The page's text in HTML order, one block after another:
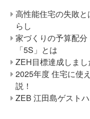
高性能住宅の失敗
らし
家づくりの予算配
「5S」とは
ZEH目標達成しまし
2025年度 住宅に使
説！
ZEB 江田島ゲスト